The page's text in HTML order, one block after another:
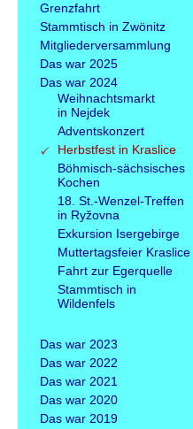
Grenzfahrt
Stammtisch in Zwönitz
Mitgliederversammlung
Das war 2025
Das war 2024
Weihnachtsmarkt
in Nejdek
Adventskonzert
Herbstfest in Kraslice
Böhmisch-sächsisches
Kochen
18. St.-Wenzel-Treffen
in Ryžovna
Exkursion Isergebirge
Muttertagsfeier Kraslice
Fahrt zur Egerquelle
Stammtisch in
Wildenfels
Das war 2023
Das war 2022
Das war 2021
Das war 2020
Das war 2019